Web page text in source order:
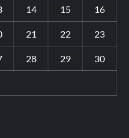
14 15 16
21 22 23
28 29 30